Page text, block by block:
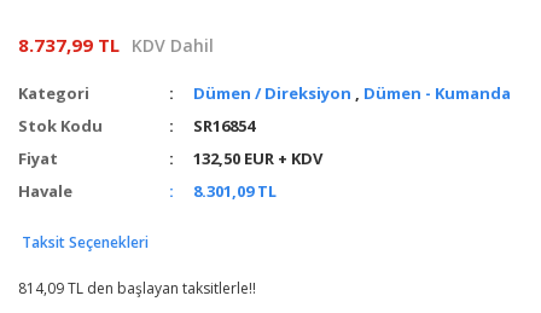
8.737,99 TL KDV Dahil
Kategori Dümen / Direksiyon , Dümen - Kumanda
Stok Kodu
SR16854
Fiyat
132,50 EUR + KDV
Havale
8.301,09 TL
Taksit Seçenekleri
814,09 TL den başlayan taksitlerle!!